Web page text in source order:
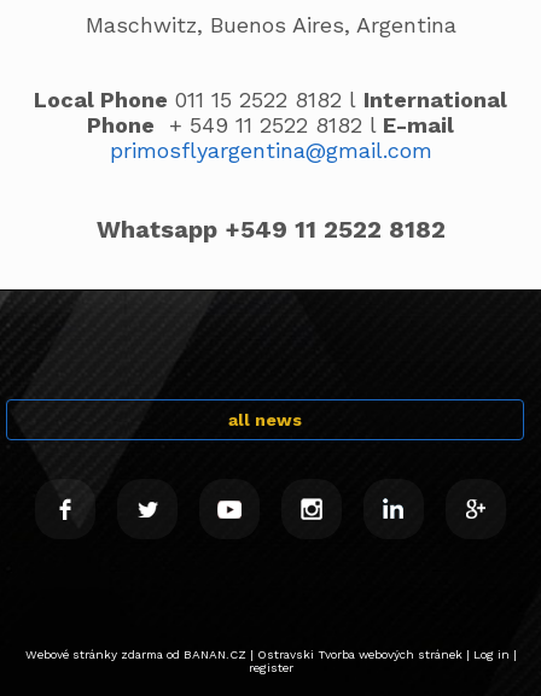
Maschwitz, Buenos Aires, Argentina
Local Phone 011 15 2522 8182 l International
Phone
+ 549 11 2522 8182 l E-mail
primosflyargentina@gmail.com
Whatsapp +549 11 2522 8182
all news
Webové stránky zdarma od BANAN.CZ | Ostravski Tvorba webových stránek | Log in |
register